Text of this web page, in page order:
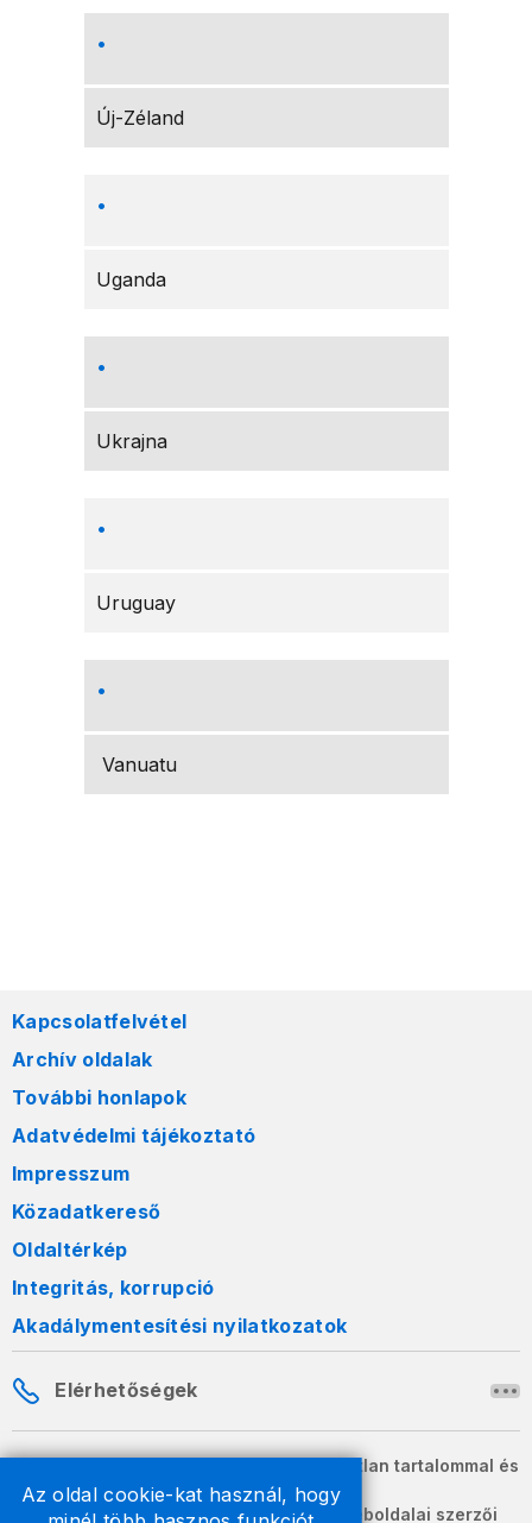
Az oldal cookie-kat használ, hogy
Új-Zéland
Uganda
Ukrajna
Uruguay
Vanuatu
Kapcsolatfelvétel
Archív oldalak
További honlapok
Adatvédelmi tájékoztató
Impresszum
Közadatkereső
Oldaltérkép
Integritás, korrupció
Akadálymentesítési nyilatkozatok
Elérhetőségek
A honlapon szereplő információk változatlan tartalommal és
formában szabadon terjeszthetők.
2026 © A Nemzeti Adó- és Vámhivatal weboldalai szerzői